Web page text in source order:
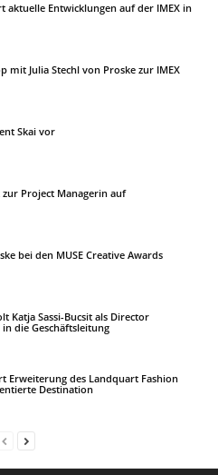
aktuelle Entwicklungen auf der IMEX in
mit Julia Stechl von Proske zur IMEX
Skai vor
zur Project Managerin auf
bei den MUSE Creative Awards
Katja Sassi-Bucsit als Director
die Geschäftsleitung
Erweiterung des Landquart Fashion
Destination